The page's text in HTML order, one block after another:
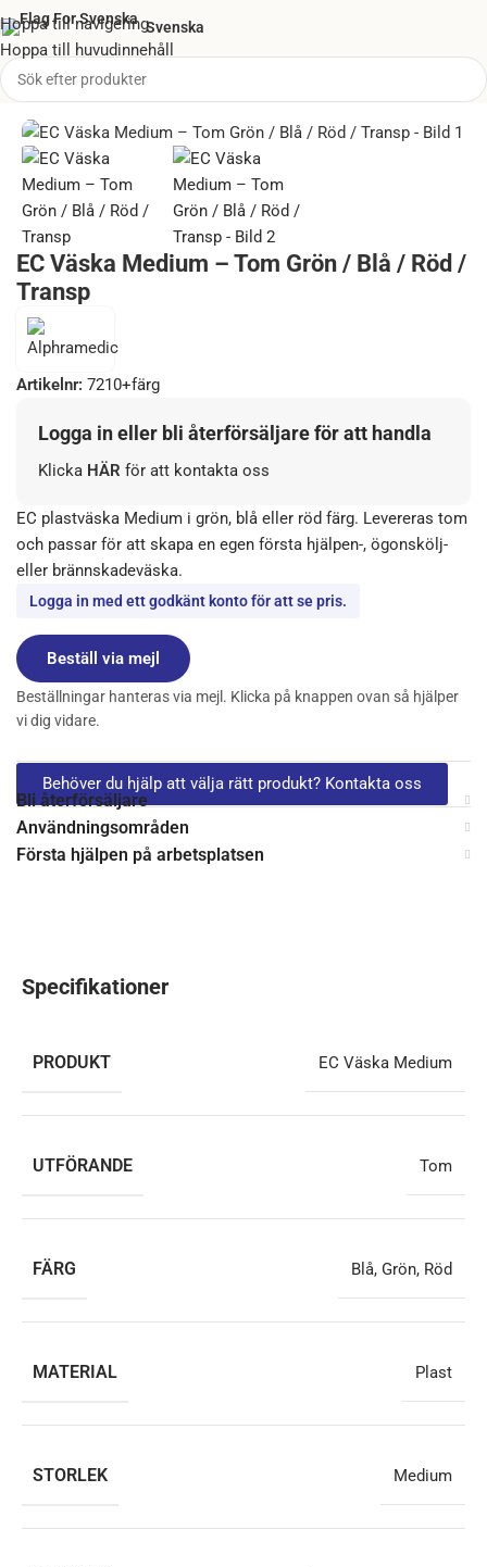
Hoppa till navigering
Hoppa till huvudinnehåll
Svenska
Väskor & Stationer
EC Väska Medium – Tom Grön / Blå / Röd /
Transp
Artikelnr: 7210+färg
Logga in eller bli återförsäljare för att handla
Klicka HÄR för att kontakta oss
EC plastväska Medium i grön, blå eller röd färg. Levereras tom
och passar för att skapa en egen första hjälpen-, ögonskölj-
eller brännskadeväska.
Logga in med ett godkänt konto för att se pris.
Beställ via mejl
Beställningar hanteras via mejl. Klicka på knappen ovan så hjälper
vi dig vidare.
Behöver du hjälp att välja rätt produkt? Kontakta oss
Bli återförsäljare
Användningsområden
Första hjälpen på arbetsplatsen
Specifikationer
PRODUKT EC Väska Medium
UTFÖRANDE Tom
FÄRG Blå, Grön, Röd
MATERIAL Plast
STORLEK Medium